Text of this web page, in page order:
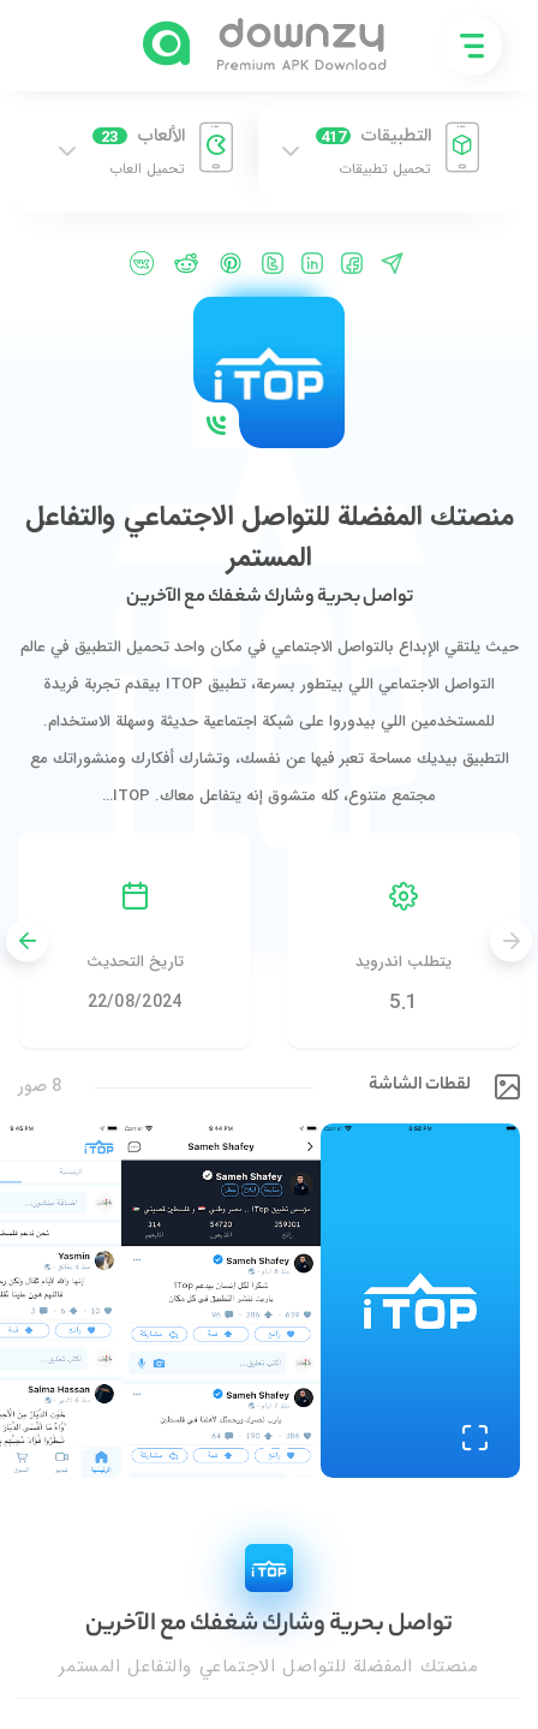
التطبيقات 417
تحميل تطبيقات
الألعاب 23
تحميل العاب
منصتك المفضلة للتواصل الاجتماعي والتفاعل
المستمر
تواصل بحرية وشارك شغفك مع الآخرين
حيث يلتقي الإبداع بالتواصل الاجتماعي في مكان واحد تحميل التطبيق في عالم
التواصل الاجتماعي اللي بيتطور بسرعة، تطبيق ITOP بيقدم تجربة فريدة
للمستخدمين اللي بيدوروا على شبكة اجتماعية حديثة وسهلة الاستخدام.
التطبيق بيديك مساحة تعبر فيها عن نفسك، وتشارك أفكارك ومنشوراتك مع
مجتمع متنوع، كله متشوق إنه يتفاعل معاك. ITOP…
يتطلب اندرويد
5.1
تاريخ التحديث
22/08/2024
لقطات الشاشة 8 صور
تواصل بحرية وشارك شغفك مع الآخرين
منصتك المفضلة للتواصل الاجتماعي والتفاعل المستمر